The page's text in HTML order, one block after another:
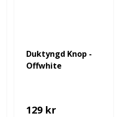
Duktyngd Knop -
Offwhite
129 kr